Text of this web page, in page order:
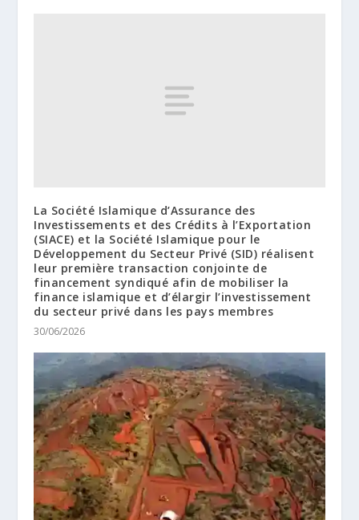
La Société Islamique d’Assurance des
Investissements et des Crédits à l’Exportation
(SIACE) et la Société Islamique pour le
Développement du Secteur Privé (SID) réalisent
leur première transaction conjointe de
financement syndiqué afin de mobiliser la
finance islamique et d’élargir l’investissement
du secteur privé dans les pays membres
30/06/2026